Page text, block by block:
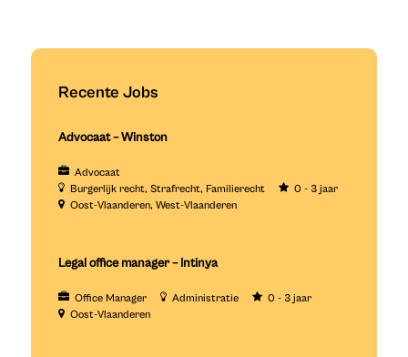
Recente Jobs
Advocaat – Winston
Advocaat
Burgerlijk recht Strafrecht Familierecht
0 - 3 jaar
Oost-Vlaanderen West-Vlaanderen
Legal office manager – Intinya
Office Manager Administratie
0 - 3 jaar
Oost-Vlaanderen